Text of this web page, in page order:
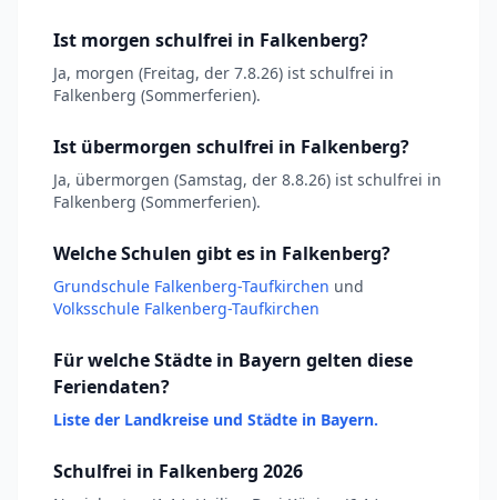
Ist morgen schulfrei in Falkenberg?
Ja, morgen (Freitag, der 7.8.26) ist schulfrei in
Falkenberg (Sommerferien).
Ist übermorgen schulfrei in Falkenberg?
Ja, übermorgen (Samstag, der 8.8.26) ist schulfrei in
Falkenberg (Sommerferien).
Welche Schulen gibt es in Falkenberg?
Grundschule Falkenberg-Taufkirchen und
Volksschule Falkenberg-Taufkirchen
Für welche Städte in Bayern gelten diese
Feriendaten?
Liste der Landkreise und Städte in Bayern.
Schulfrei in Falkenberg 2026